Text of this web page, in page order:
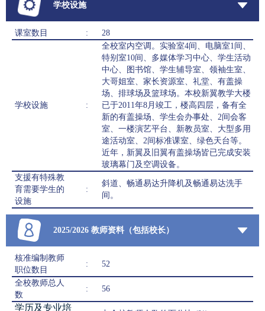
学校设施
课室数目 : 28
学校设施 :
全校室内空调。实验室4间、电脑室1间、
特别室10间、多媒体学习中心、学生活动
中心、图书馆、学生辅导室、领袖生室、
大哥姐室、家长资源室、礼堂、有盖操
场、排球场及篮球场。本校新翼教学大楼
已于2011年8月竣工，楼高四层，备有全
新的有盖操场、学生会办事处、2间会客
室、一楼演艺平台、新教员室、大型多用
途活动室、2间标准课室、绿色天台等。
近年，新翼及旧翼有盖操场皆已完成安装
玻璃幕门及空调设备。
支援有特殊教
育需要学生的
设施
:
斜道、畅通易达升降机及畅通易达洗手
间。
2025/2026 教师资料（包括校长）
核准编制教师
职位数目
: 52
全校教师总人
数
: 56
学历及专业培